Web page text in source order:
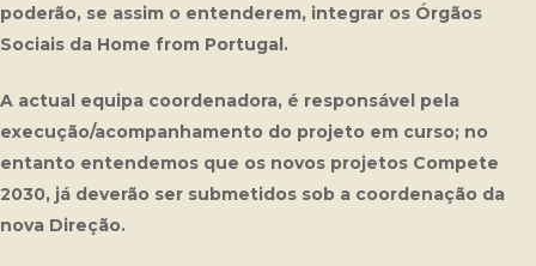
poderão, se assim o entenderem, integrar os Órgãos
Sociais da Home from Portugal.
A actual equipa coordenadora, é responsável pela
execução/acompanhamento do projeto em curso; no
entanto entendemos que os novos projetos Compete
2030, já deverão ser submetidos sob a coordenação da
nova Direção.